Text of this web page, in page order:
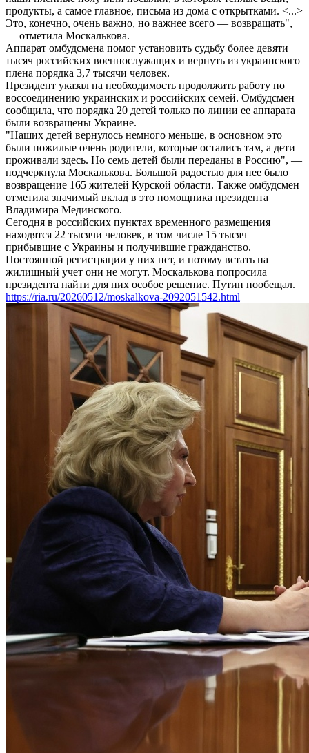
продукты, а самое главное, письма из дома с открытками. <...>
Это, конечно, очень важно, но важнее всего — возвращать",
— отметила Москалькова.
Аппарат омбудсмена помог установить судьбу более девяти
тысяч российских военнослужащих и вернуть из украинского
плена порядка 3,7 тысячи человек.
Президент указал на необходимость продолжить работу по
воссоединению украинских и российских семей. Омбудсмен
сообщила, что порядка 20 детей только по линии ее аппарата
были возвращены Украине.
"Наших детей вернулось немного меньше, в основном это
были пожилые очень родители, которые остались там, а дети
проживали здесь. Но семь детей были переданы в Россию", —
подчеркнула Москалькова. Большой радостью для нее было
возвращение 165 жителей Курской области. Также омбудсмен
отметила значимый вклад в это помощника президента
Владимира Мединского.
Сегодня в российских пунктах временного размещения
находятся 22 тысячи человек, в том числе 15 тысяч —
прибывшие с Украины и получившие гражданство.
Постоянной регистрации у них нет, и потому встать на
жилищный учет они не могут. Москалькова попросила
президента найти для них особое решение. Путин пообещал.
https://ria.ru/20260512/moskalkova-2092051542.html